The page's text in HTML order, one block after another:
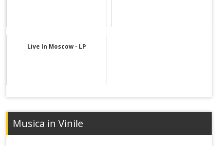
Live In Moscow - LP
Musica in Vinile